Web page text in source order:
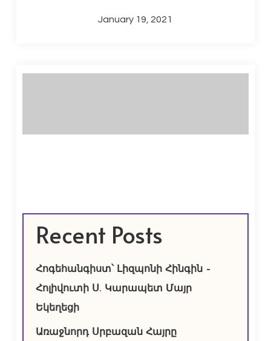
January 19, 2021
Recent Posts
Հոգեհանգիստ՝ Լիզպոնի Հինգին –
Հոլիվուտի Ս. Կարապետ Մայր
Եկեղեցի
Առաջնորդ Սրբազան Հայրը